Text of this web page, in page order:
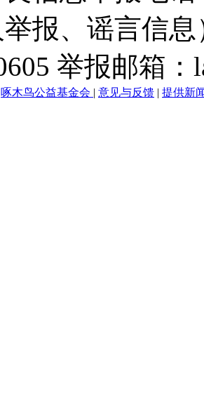
举报、谣言信
举报邮箱
啄木鸟公益基金会 | 意见与反馈 | 提供新